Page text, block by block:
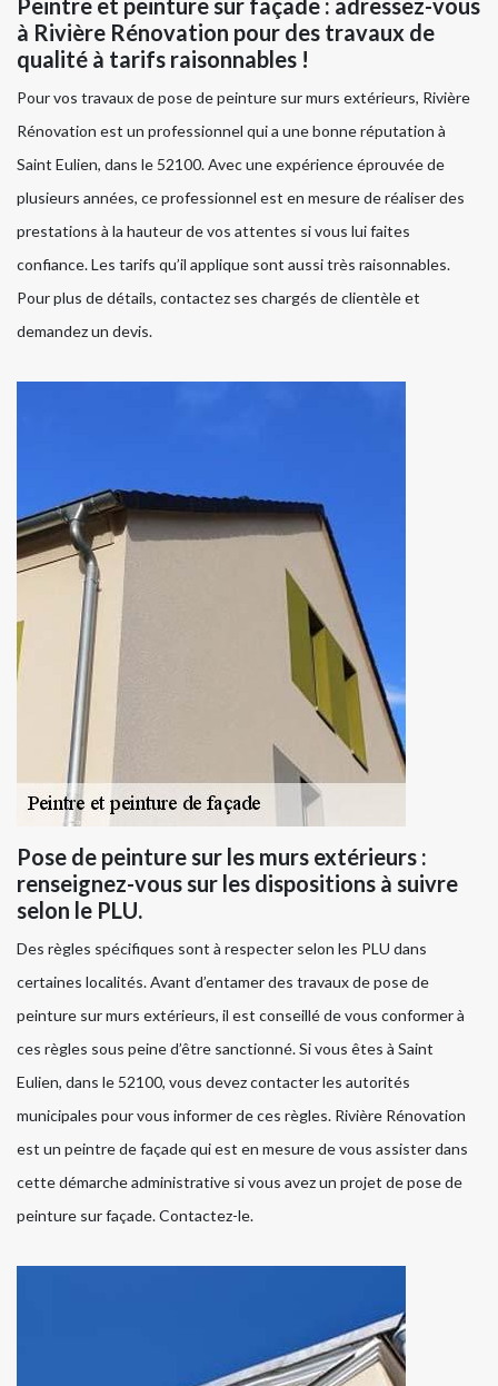
à Rivière Rénovation pour des travaux de
qualité à tarifs raisonnables !
Pour vos travaux de pose de peinture sur murs extérieurs, Rivière
Rénovation est un professionnel qui a une bonne réputation à
Saint Eulien, dans le 52100. Avec une expérience éprouvée de
plusieurs années, ce professionnel est en mesure de réaliser des
prestations à la hauteur de vos attentes si vous lui faites
confiance. Les tarifs qu’il applique sont aussi très raisonnables.
Pour plus de détails, contactez ses chargés de clientèle et
demandez un devis.
Pose de peinture sur les murs extérieurs :
renseignez-vous sur les dispositions à suivre
selon le PLU.
Des règles spécifiques sont à respecter selon les PLU dans
certaines localités. Avant d’entamer des travaux de pose de
peinture sur murs extérieurs, il est conseillé de vous conformer à
ces règles sous peine d’être sanctionné. Si vous êtes à Saint
Eulien, dans le 52100, vous devez contacter les autorités
municipales pour vous informer de ces règles. Rivière Rénovation
est un peintre de façade qui est en mesure de vous assister dans
cette démarche administrative si vous avez un projet de pose de
peinture sur façade. Contactez-le.